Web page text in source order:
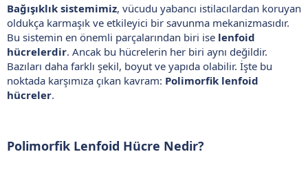
ş
l
a
t
t
a
r
i
h
Bağışıklık sistemimiz, vücudu yabancı istilacılardan koruyan
oldukça karmaşık ve etkileyici bir savunma mekanizmasıdır.
Bu sistemin en önemli parçalarından biri ise lenfoid
hücrelerdir. Ancak bu hücrelerin her biri aynı değildir.
Bazıları daha farklı şekil, boyut ve yapıda olabilir. İşte bu
noktada karşımıza çıkan kavram: Polimorfik lenfoid
hücreler.
Polimorfik Lenfoid Hücre Nedir?​